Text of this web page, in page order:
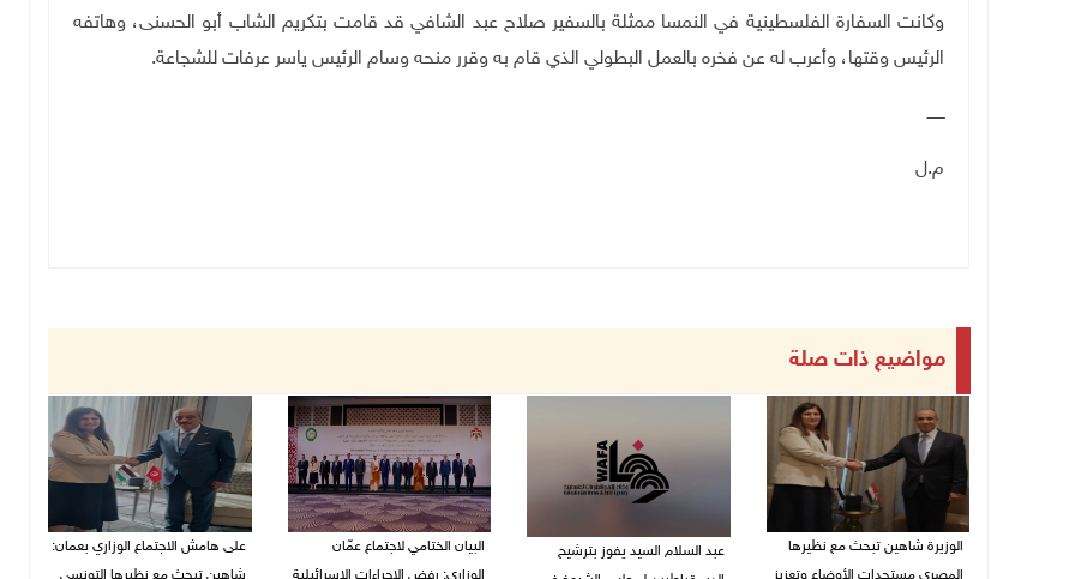
وكانت السفارة الفلسطينية في النمسا ممثلة بالسفير صلاح عبد الشافي قد قامت بتكريم الشاب أبو الحسنى، وهاتفه
الرئيس وقتها، وأعرب له عن فخره بالعمل البطولي الذي قام به وقرر منحه وسام الرئيس ياسر عرفات للشجاعة.
ـــــــ
م.ل
مواضيع ذات صلة
الوزيرة شاهين تبحث مع نظيرها
المصري مستجدات الأوضاع وتعزيز
عبد السلام السيد يفوز بترشيح
البيان الختامي لاجتماع عمّان
الوزاري: رفض الإجراءات الإسرائيلية
على هامش الاجتماع الوزاري بعمان:
شاهين تبحث مع نظيرها التونسي